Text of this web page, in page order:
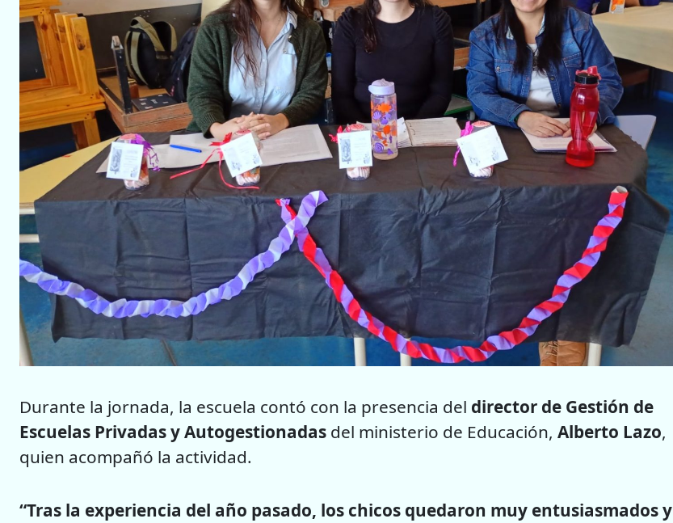
Durante la jornada, la escuela contó con la presencia del director de Gestión de
Escuelas Privadas y Autogestionadas del ministerio de Educación, Alberto Lazo,
quien acompañó la actividad.
“Tras la experiencia del año pasado, los chicos quedaron muy entusiasmados y